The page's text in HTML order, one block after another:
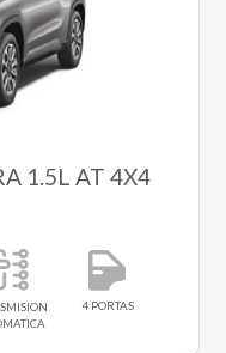
1.5L AT 4X4
4 PORTAS